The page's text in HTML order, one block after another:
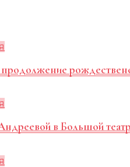
в Большой